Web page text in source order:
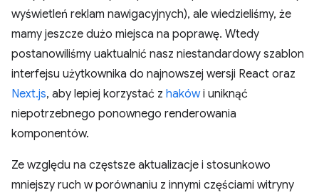
wyświetleń reklam nawigacyjnych), ale wiedzieliśmy, że
mamy jeszcze dużo miejsca na poprawę. Wtedy
postanowiliśmy uaktualnić nasz niestandardowy szablon
interfejsu użytkownika do najnowszej wersji React oraz
Next.js, aby lepiej korzystać z hakówi uniknąć
niepotrzebnego ponownego renderowania
komponentów.
Ze względu na częstsze aktualizacje i stosunkowo
mniejszy ruch w porównaniu z innymi częściami witryny